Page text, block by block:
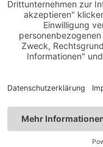
WIE POSITIVE
dies doch auch
einen kurzen Text